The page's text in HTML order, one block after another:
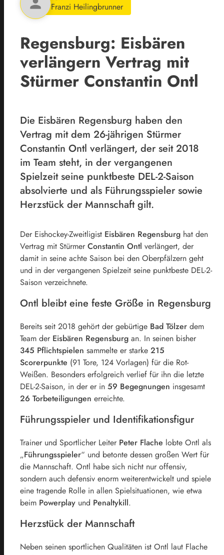
person Franzi Heilingbrunner
Regensburg: Eisbären
verlängern Vertrag mit
Stürmer Constantin Ontl
Die Eisbären Regensburg haben den
Vertrag mit dem 26-jährigen Stürmer
Constantin Ontl verlängert, der seit 2018
im Team steht, in der vergangenen
Spielzeit seine punktbeste DEL-2-Saison
absolvierte und als Führungsspieler sowie
Herzstück der Mannschaft gilt.
Der Eishockey-Zweitligist Eisbären Regensburg hat den
Vertrag mit Stürmer Constantin Ontl verlängert, der
damit in seine achte Saison bei den Oberpfälzern geht
und in der vergangenen Spielzeit seine punktbeste DEL-2-
Saison verzeichnete.
Ontl bleibt eine feste Größe in Regensburg
Bereits seit 2018 gehört der gebürtige Bad Tölzer dem
Team der Eisbären Regensburg an. In seinen bisher
345 Pflichtspielen sammelte er starke 215
Scorerpunkte (91 Tore, 124 Vorlagen) für die Rot-
Weißen. Besonders erfolgreich verlief für ihn die letzte
DEL-2-Saison, in der er in 59 Begegnungen insgesamt
26 Torbeteiligungen erreichte.
Führungsspieler und Identifikationsfigur
Trainer und Sportlicher Leiter Peter Flache lobte Ontl als
„Führungsspieler“ und betonte dessen großen Wert für
die Mannschaft. Ontl habe sich nicht nur offensiv,
sondern auch defensiv enorm weiterentwickelt und spiele
eine tragende Rolle in allen Spielsituationen, wie etwa
beim Powerplay und Penaltykill.
Herzstück der Mannschaft
Neben seinen sportlichen Qualitäten ist Ontl laut Flache